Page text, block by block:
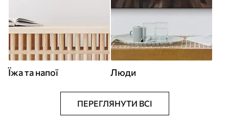
Їжа та напої Люди
ПЕРЕГЛЯНУТИ ВСІ